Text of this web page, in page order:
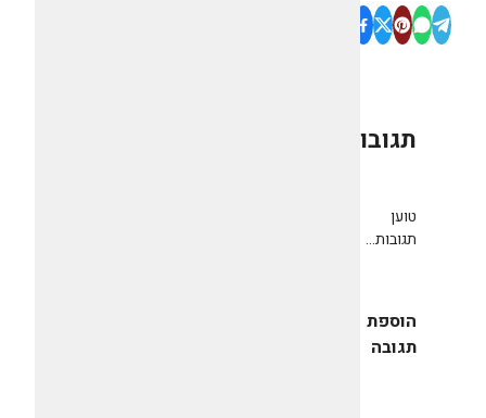
תגובות
טוען
תגובות...
הוספת
תגובה